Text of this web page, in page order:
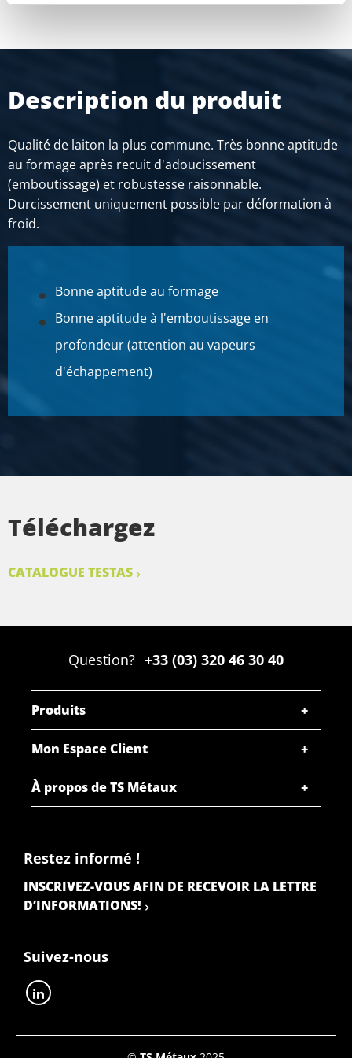
Description du produit
Qualité de laiton la plus commune. Très bonne aptitude
au formage après recuit d'adoucissement
(emboutissage) et robustesse raisonnable.
Durcissement uniquement possible par déformation à
froid.
Bonne aptitude au formage
Bonne aptitude à l'emboutissage en
profondeur (attention au vapeurs
d'échappement)
Téléchargez
CATALOGUE TESTAS
Question? +33 (03) 320 46 30 40
Produits
Mon Espace Client
À propos de TS Métaux
Restez informé !
INSCRIVEZ-VOUS AFIN DE RECEVOIR LA LETTRE
D’INFORMATIONS!
Suivez-nous